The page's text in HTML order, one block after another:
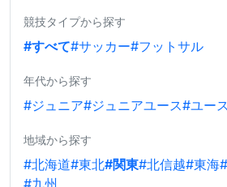
競技タイプから探す
#すべて#サッカー#フットサル
年代から探す
#ジュニア#ジュニアユース#ユース
地域から探す
#北海道#東北#関東#北信越#東海